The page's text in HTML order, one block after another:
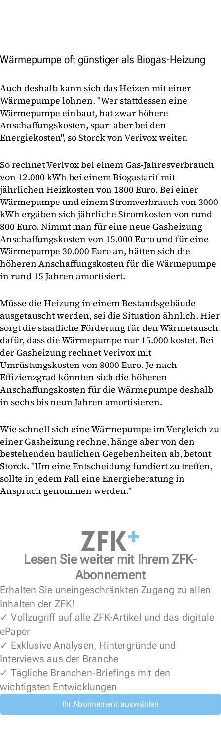
Wärmepumpe oft günstiger als Biogas-Heizung
Auch deshalb kann sich das Heizen mit einer
Wärmepumpe lohnen. "Wer stattdessen eine
Wärmepumpe einbaut, hat zwar höhere
Anschaffungskosten, spart aber bei den
Energiekosten", so Storck von Verivox weiter.
So rechnet Verivox bei einem Gas-Jahresverbrauch
von 12.000 kWh bei einem Biogastarif mit
jährlichen Heizkosten von 1800 Euro. Bei einer
Wärmepumpe und einem Stromverbrauch von 3000
kWh ergäben sich jährliche Stromkosten von rund
800 Euro. Nimmt man für eine neue Gasheizung
Anschaffungskosten von 15.000 Euro und für eine
Wärmepumpe 30.000 Euro an, hätten sich die
höheren Anschaffungskosten für die Wärmepumpe
in rund 15 Jahren amortisiert.
Müsse die Heizung in einem Bestandsgebäude
ausgetauscht werden, sei die Situation ähnlich. Hier
sorgt die staatliche Förderung für den Wärmetausch
dafür, dass die Wärmepumpe nur 15.000 kostet. Bei
der Gasheizung rechnet Verivox mit
Umrüstungskosten von 8000 Euro. Je nach
Effizienzgrad könnten sich die höheren
Anschaffungskosten für die Wärmepumpe deshalb
in sechs bis neun Jahren amortisieren.
Wie schnell sich eine Wärmepumpe im Vergleich zu
einer Gasheizung rechne, hänge aber von den
bestehenden baulichen Gegebenheiten ab, betont
Storck. "Um eine Entscheidung fundiert zu treffen,
sollte in jedem Fall eine Energieberatung in
Anspruch genommen werden."
Lesen Sie weiter mit Ihrem ZFK-
Abonnement
Erhalten Sie uneingeschränkten Zugang zu allen
Inhalten der ZFK!
✓ Vollzugriff auf alle ZFK-Artikel und das digitale
ePaper
✓ Exklusive Analysen, Hintergründe und
Interviews aus der Branche
✓ Tägliche Branchen-Briefings mit den
wichtigsten Entwicklungen
Ihr Abonnement auswählen